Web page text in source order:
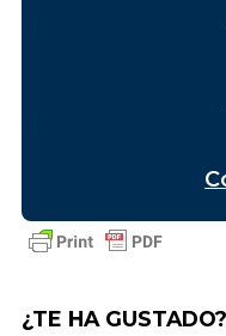
¿TE HA